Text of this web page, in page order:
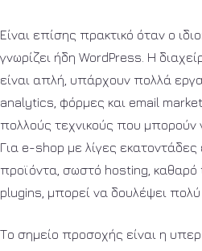
Είναι επίσης πρακτικό όταν ο
γνωρίζει ήδη WordPress. Η
είναι απλή, υπάρχουν πολλά
analytics, φόρμες και email
πολλούς τεχνικούς που μπορούν
Για e-shop με λίγες εκατοντάδες
προϊόντα, σωστό hosting, καθαρό
plugins, μπορεί να δουλέψει πολύ
Το σημείο προσοχής είναι η